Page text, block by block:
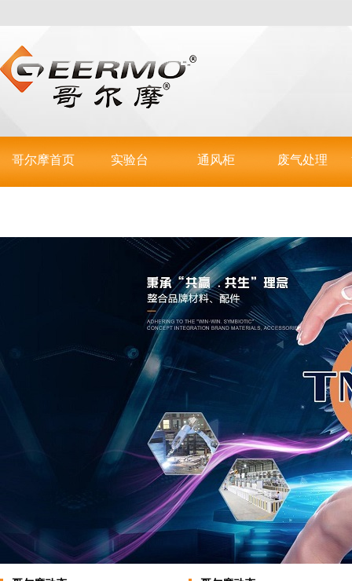
哥尔摩首页 实验台
实验室仪器台
不锈钢台
实验室中央台
实验室边台
通风柜
通风罩
全钢通风柜
不锈钢通风柜
PP通风柜
桌上型通风橱
变频系统
废气处理
酸雾喷淋塔
等离子光照箱